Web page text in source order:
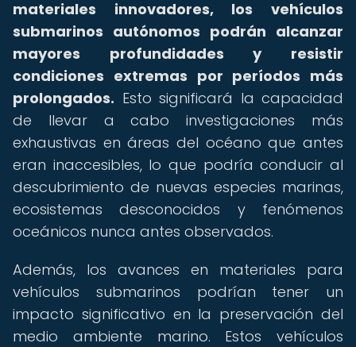
materiales innovadores, los vehículos
submarinos autónomos podrán alcanzar
mayores profundidades y resistir
condiciones extremas por períodos más
prolongados. Esto significará la capacidad
de llevar a cabo investigaciones más
exhaustivas en áreas del océano que antes
eran inaccesibles, lo que podría conducir al
descubrimiento de nuevas especies marinas,
ecosistemas desconocidos y fenómenos
oceánicos nunca antes observados.
Además, los avances en materiales para
vehículos submarinos podrían tener un
impacto significativo en la preservación del
medio ambiente marino. Estos vehículos